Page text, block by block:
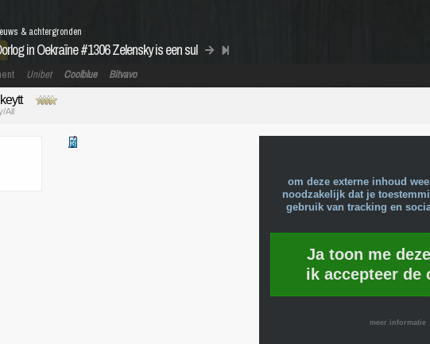
in Oekraïne #1306 Zelensky is een sul
& achtergronden
Unibet Coolblue Bitvavo
All
om deze externe inhoud
noodzakelijk dat je
gebruik van tracking en
Ja toon me
ik accepteer de
meer informatie